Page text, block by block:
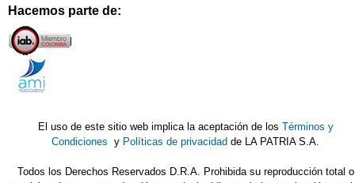
Hacemos parte de:
El uso de este sitio web implica la aceptación de los Términos y
Condiciones y Políticas de privacidad de LA PATRIA S.A.
Todos los Derechos Reservados D.R.A. Prohibida su reproducción total o